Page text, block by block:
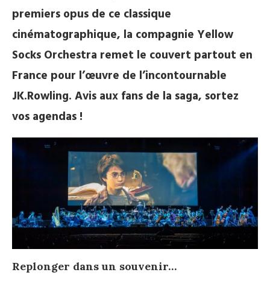
premiers opus de ce classique
cinématographique, la compagnie Yellow
Socks Orchestra remet le couvert partout en
France pour l’œuvre de l’incontournable
JK.Rowling. Avis aux fans de la saga, sortez
vos agendas !
Replonger dans un souvenir…